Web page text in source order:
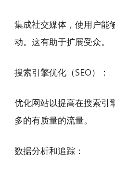
集成社交媒体，使用户能
动。这有助于扩展受众。
搜索引擎优化（SEO）：
优化网站以提高在搜索引
多的有质量的流量。
数据分析和追踪：